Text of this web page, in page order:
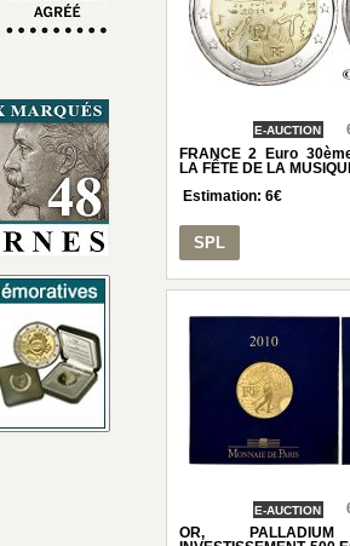
E-AUCTION
FRANCE 2 Euro
LA FÊTE DE LA
Estimation:6€
SPL
E-AUCTION
OR,